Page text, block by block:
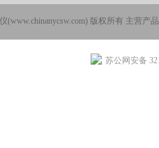
版权所有 主营产
苏公网安备